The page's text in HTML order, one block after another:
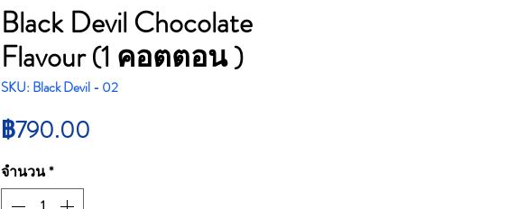
Black Devil Chocolate
Flavour (1 คอตตอน )
SKU: Black Devil - 02
฿790.00
จำนวน*